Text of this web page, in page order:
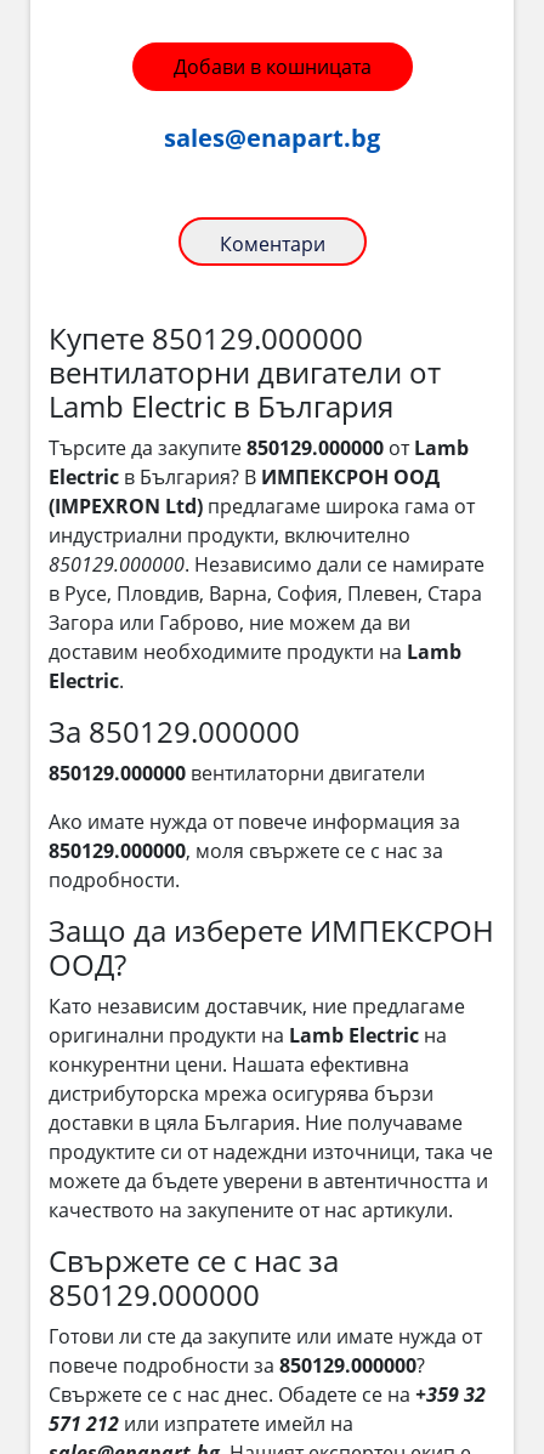
Добави в кошницата
sales@enapart.bg
Коментари
Купете 850129.000000
вентилаторни двигатели от
Lamb Electric в България
Търсите да закупите850129.000000 отLamb
Electric в България? В ИМПЕКСРОН ООД
(IMPEXRON Ltd) предлагаме широка гама от
индустриални продукти, включително
850129.000000. Независимо дали се намирате
в Русе, Пловдив, Варна, София, Плевен, Стара
Загора или Габрово, ние можем да ви
доставим необходимите продукти на Lamb
Electric.
За 850129.000000
850129.000000 вентилаторни двигатели
Ако имате нужда от повече информация за
850129.000000, моля свържете се с нас за
подробности.
Защо да изберете ИМПЕКСРОН
ООД?
Като независим доставчик, ние предлагаме
оригинални продукти на Lamb Electric на
конкурентни цени. Нашата ефективна
дистрибуторска мрежа осигурява бързи
доставки в цяла България. Ние получаваме
продуктите си от надеждни източници, така че
можете да бъдете уверени в автентичността и
качеството на закупените от нас артикули.
Свържете се с нас за
850129.000000
Готови ли сте да закупите или имате нужда от
повече подробности за 850129.000000?
Свържете се с нас днес. Обадете се на +359 32
571 212 или изпратете имейл на